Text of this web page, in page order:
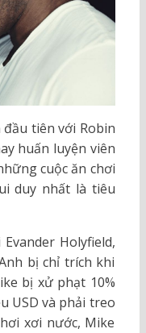
tiên với Robin
huấn luyện viên
cuộc ăn chơi
duy nhất là tiêu
Holyfield,
bị chỉ trích khi
bị xử phạt 10%
USD và phải treo
xơi nước, Mike